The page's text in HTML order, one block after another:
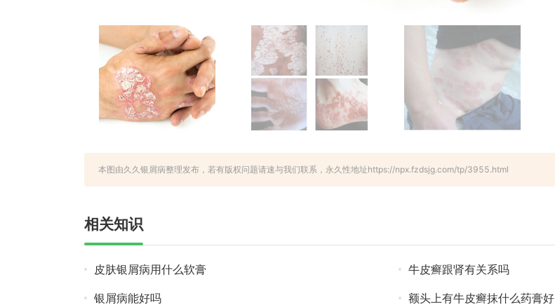
本图由久久银屑病整理发布，若有版权问题请速与我们联系，永久性地址https://npx.fzdsjg.com/tp/3955.html
相关知识
皮肤银屑病用什么软膏 牛皮癣跟肾有关系吗
银屑病能好吗 额头上有牛皮癣抹什么药膏好